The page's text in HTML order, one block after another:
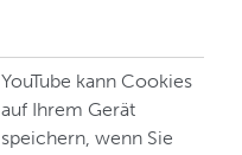
YouTube kann Cookies
auf Ihrem Gerät
speichern, wenn Sie